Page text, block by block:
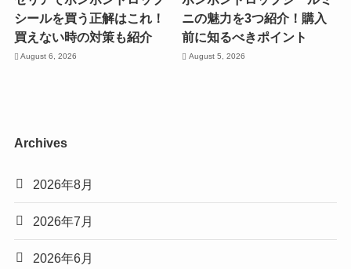
シールを買う正解はこれ！
買えない時の対策も紹介
August 6, 2026
ニの魅力を3つ紹介！購入
前に知るべきポイント
August 5, 2026
Archives
2026年8月
2026年7月
2026年6月